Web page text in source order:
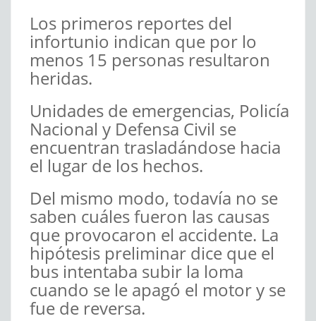
Los primeros reportes del
infortunio indican que por lo
menos 15 personas resultaron
heridas.
Unidades de emergencias, Policía
Nacional y Defensa Civil se
encuentran trasladándose hacia
el lugar de los hechos.
Del mismo modo, todavía no se
saben cuáles fueron las causas
que provocaron el accidente. La
hipótesis preliminar dice que el
bus intentaba subir la loma
cuando se le apagó el motor y se
fue de reversa.